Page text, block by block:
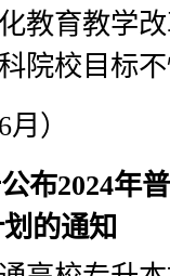
教育教学
院校目标
）
布2024年
的通知